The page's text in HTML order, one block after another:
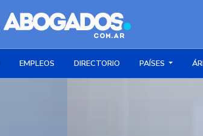
EMPLEOS DIRECTORIO PAÍSES